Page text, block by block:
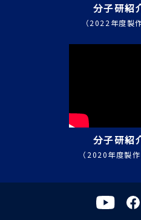
分子研紹
（2022年度製
分子研紹
（2020年度製